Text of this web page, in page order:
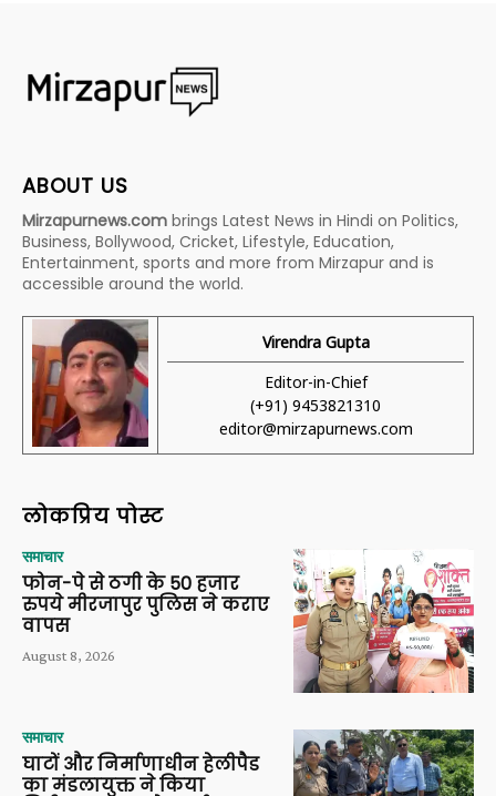
ABOUT US
Mirzapurnews.com brings Latest News in Hindi on Politics,
Business, Bollywood, Cricket, Lifestyle, Education,
Entertainment, sports and more from Mirzapur and is
accessible around the world.
Virendra Gupta
Editor-in-Chief
(+91) 9453821310
editor@mirzapurnews.com
लोकप्रिय पोस्ट
समाचार
फोन-पे से ठगी के 50 हजार
रुपये मीरजापुर पुलिस ने कराए
वापस
August 8, 2026
समाचार
घाटों और निर्माणाधीन हेलीपैड
का मंडलायुक्त ने किया